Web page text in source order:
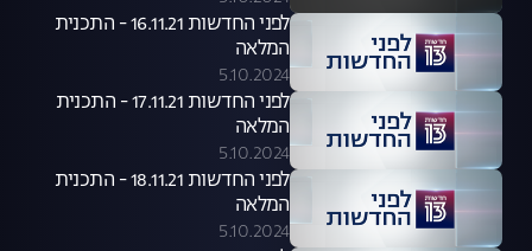
לפני החדשות 16.11.21 - התכנית
המלאה
5.10.2024
לפני החדשות 17.11.21 - התכנית
המלאה
5.10.2024
לפני החדשות 18.11.21 - התכנית
המלאה
5.10.2024